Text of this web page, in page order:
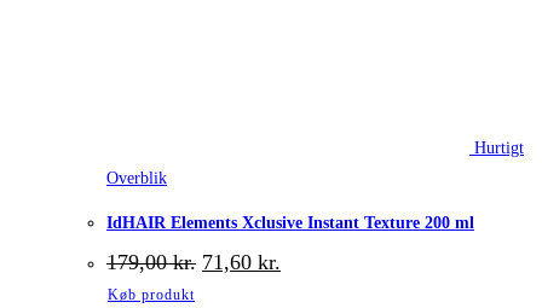
Hurtigt
Overblik
IdHAIR Elements Xclusive Instant Texture 200 ml
179,00kr. Den
oprindelige
71,60 kr.
Køb produkt